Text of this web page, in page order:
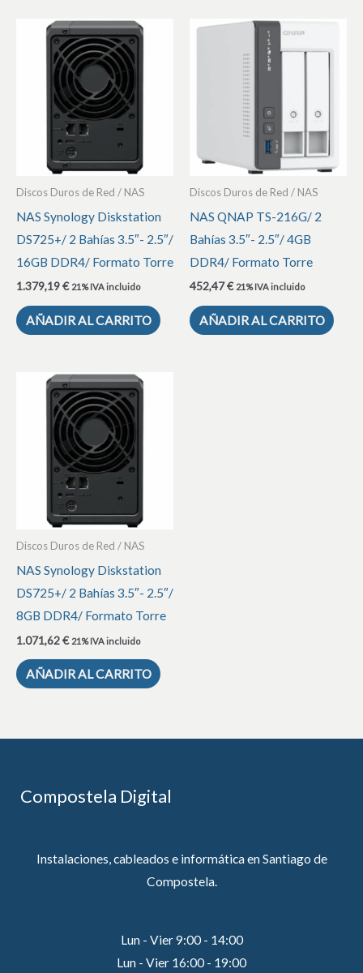
Discos Duros de Red / NAS
NAS Synology Diskstation
DS725+/ 2 Bahías 3.5″- 2.5″/
16GB DDR4/ Formato Torre
1.379,19€ 21% IVA incluido
AÑADIR AL CARRITO
Discos Duros de Red / NAS
NAS QNAP TS-216G/ 2
Bahías 3.5″- 2.5″/ 4GB
DDR4/ Formato Torre
452,47€ 21% IVA incluido
AÑADIR AL CARRITO
Discos Duros de Red / NAS
NAS Synology Diskstation
DS725+/ 2 Bahías 3.5″- 2.5″/
8GB DDR4/ Formato Torre
1.071,62€ 21% IVA incluido
AÑADIR AL CARRITO
Compostela Digital
Instalaciones, cableados e informática en Santiago de
Compostela.
Lun - Vier 9:00 - 14:00
Lun - Vier 16:00 - 19:00